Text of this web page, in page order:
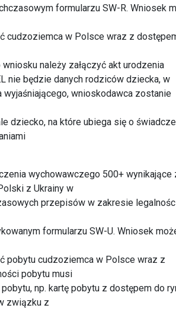
formularzu SW-R. Wniosek
cudzoziemca w Polsce wraz z
należy załączyć akt urodzenia
nie będzie danych rodziców dziecka, w
wyjaśniającego, wnioskodawca zostanie
dziecko, na które ubiega się o
wychowawczego 500+ wynikające
z Ukrainy w
przepisów w zakresie
formularzu SW-U. Wniosek
pobytu cudzoziemca w Polsce wraz z
pobytu musi
np. kartę pobytu z dostępem do
związku z